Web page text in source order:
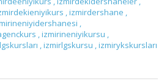
,izmirdershane ,
,
,izmirineniyikursu ,
,izmirlgskursu ,izmirykskursları